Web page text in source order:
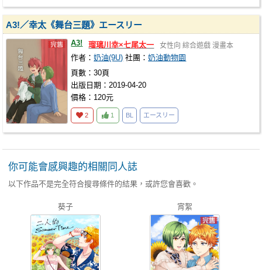
A3!／幸太《舞台三題》エースリー
A3! 瑠璃川幸×七尾太一 女性向 綜合遊戲 漫畫本
作者：奶油(9U) 社團：奶油動物園
頁數：30頁
出版日期：2019-04-20
價格：120元
2 1 BL エースリー
你可能會感興趣的相關同人誌
以下作品不是完全符合搜尋條件的結果，或許您會喜歡。
葵子 宵絮